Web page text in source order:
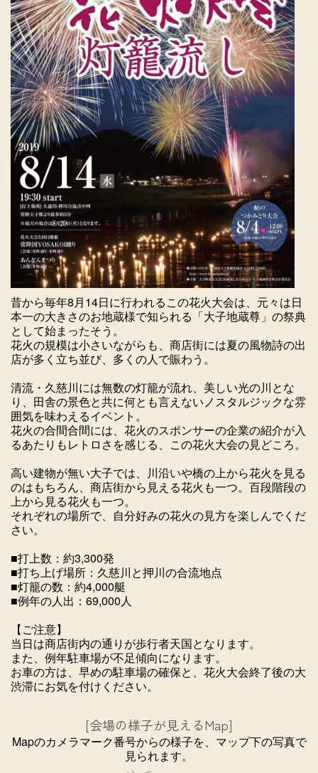
昔から毎年8月14日に行われるこの花火大会は、元々は日
本一の大きさのお地蔵様で知られる「大子地蔵尊」の祭典
として始まったそう。
花火の規模は小さいながらも、商店街には夏の風物詩の出
店が多く立ち並び、多くの人で賑わう。
清流・久慈川には無数の灯籠が流れ、美しい光の川とな
り、田舎の景色と共に何とも言えないノスタルジックな雰
囲気を味わえるイベント。
花火の合間合間には、花火のスポンサーの企業の紹介が入
るあたりもレトロさを感じる、この花火大会の見どころ。
高い建物が無い大子では、川沿いや橋の上から花火を見る
のはもちろん、商店街から見える花火も一つ。百段階段の
上から見る花火も一つ。
それぞれの場所で、自分好みの花火の見方を楽しんでくだ
さい。
■打上数：約3,300発
■打ち上げ場所：久慈川と押川の合流地点
■灯籠の数：約4,000艇
■例年の人出：69,000人
【ご注意】
当日は商店街内の通りが歩行者天国となります。
また、例年駐車場が不足傾向になります。
お車の方は、早めの駐車場の確保と、花火大会終了後の大
渋滞にお気を付けください。
[会場の様子が見えるMap]
Mapのカメラマーク番号からの様子を、マップ下の写真で
見られます。